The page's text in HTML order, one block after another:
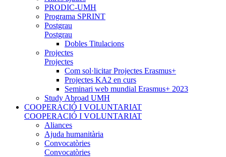
PRODIC-UMH
Programa SPRINT
Postgrau
Postgrau
Dobles Titulacions
Projectes
Projectes
Com sol·licitar Projectes Erasmus+
Projectes KA2 en curs
Seminari web mundial Erasmus+ 2023
Study Abroad UMH
COOPERACIÓ I VOLUNTARIAT
COOPERACIÓ I VOLUNTARIAT
Aliances
Ajuda humanitària
Convocatòries
Convocatòries